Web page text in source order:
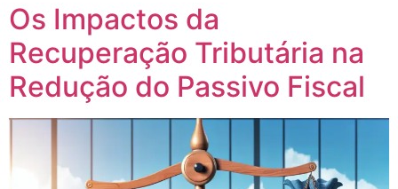
Os Impactos da
Recuperação Tributária na
Redução do Passivo Fiscal